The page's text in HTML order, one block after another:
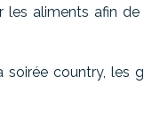
aliments afin
country, les